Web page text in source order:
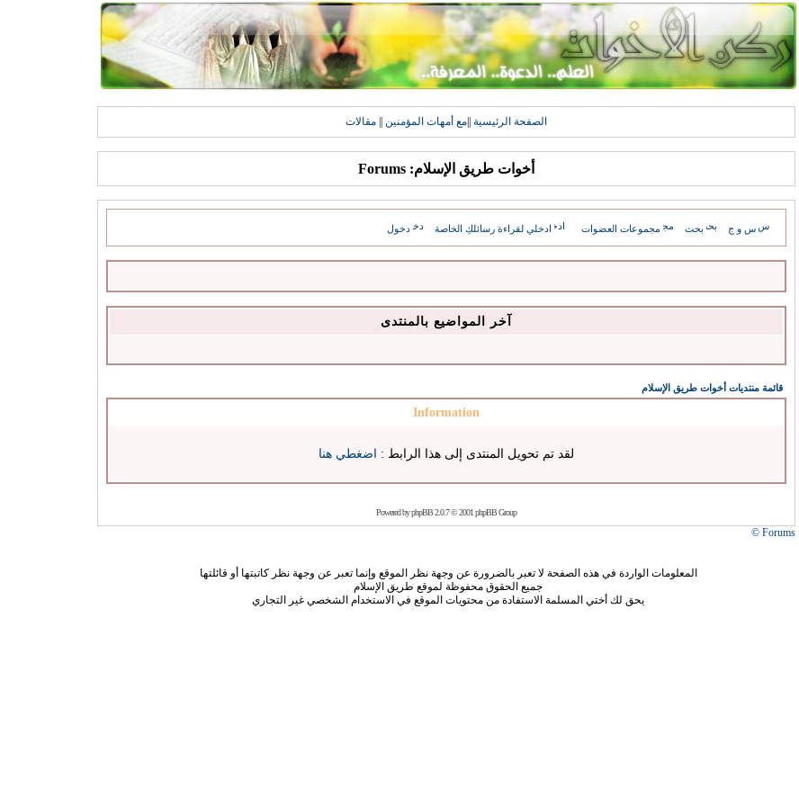
الصفحة الرئيسية مع أمهات المؤمنين مقالات
أخوات طريق الإسلام: Forums
س و ج بحث مجموعات العضوات ادخلي لقراءة رسائلكِ الخاصة دخول
آخر المواضيع بالمنتدى
قائمة منتديات أخوات طريق الإسلام
Information
لقد تم تحويل المنتدى إلى هذا الرابط : اضغطي هنا
Powered byphpBB2.0.7 © 2001 phpBB Group
Forums ©
المعلومات الواردة في هذه الصفحة لا تعبر بالضرورة عن وجهة نظر الموقع وإنما تعبر عن وجهة نظر كاتبتها أو قائلتها
جميع الحقوق محفوظة لموقع طريق الإسلام
يحق لك أختي المسلمة الاستفادة من محتويات الموقع في الاستخدام الشخصي غير التجاري